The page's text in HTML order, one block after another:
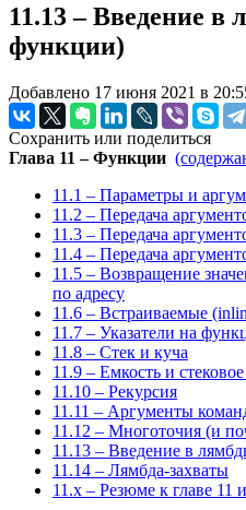
11.13 – Введение
функции)
Добавлено 17 июня 2021 в
Сохранить или поделиться
Глава 11 – Функции
11.1 – Параметры и
11.2 – Передача
11.3 – Передача
11.4 – Передача
11.5 – Возвращение
по адресу
11.6 – Встраиваемые
11.7 – Указатели на
11.8 – Стек и куча
11.9 – Емкость и
11.10 – Рекурсия
11.11 – Аргументы
11.12 – Многоточия (и
11.13 – Введение в
11.14 – Лямбда-захваты
11.x – Резюме к главе 11